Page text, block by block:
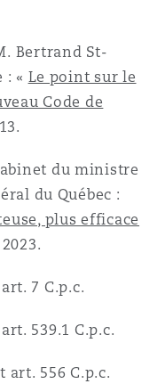
Bertrand St-
: « Le point sur le
Code de
du ministre
du Québec :
plus efficace
7 C.p.c.
539.1 C.p.c.
art. 556 C.p.c.